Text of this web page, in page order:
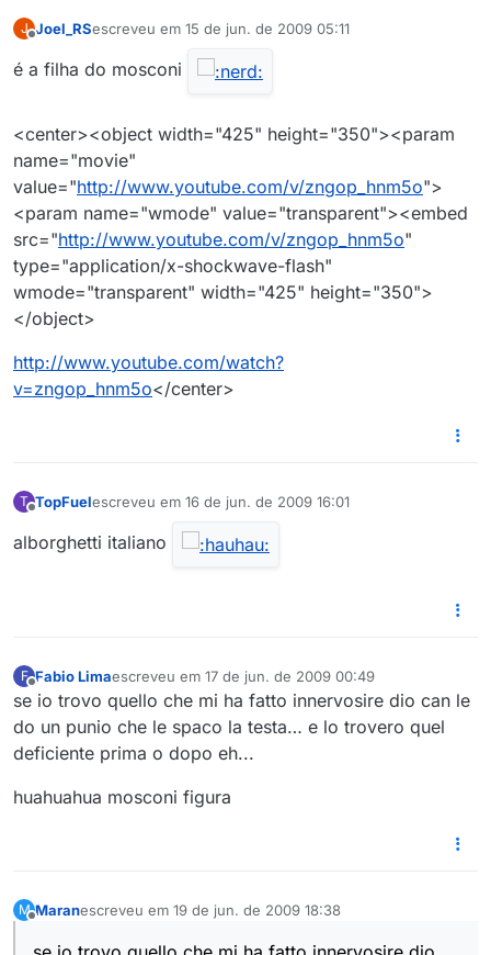
J Joel_RSescreveu em 15 de jun. de 2009 05:11
última edição por
é a filha do mosconi
<center><object width="425" height="350"><param
name="movie"
value="http://www.youtube.com/v/zngop_hnm5o">
<param name="wmode" value="transparent"><embed
src="http://www.youtube.com/v/zngop_hnm5o"
type="application/x-shockwave-flash"
wmode="transparent" width="425" height="350">
</object>
http://www.youtube.com/watch?
v=zngop_hnm5o</center>
T TopFuelescreveu em 16 de jun. de 2009 16:01
última edição por
alborghetti italiano
F
Offline
Fabio Limaescreveu em 17 de jun. de 2009 00:49
última edição por
se io trovo quello che mi ha fatto innervosire dio can le
do un punio che le spaco la testa… e lo trovero quel
deficiente prima o dopo eh...
huahuahua mosconi figura
M Maranescreveu em 19 de jun. de 2009 18:38
última edição por